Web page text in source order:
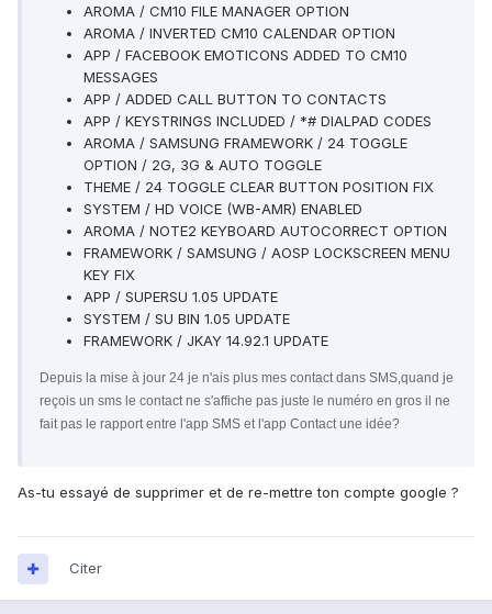
AROMA / CM10 FILE MANAGER OPTION
AROMA / INVERTED CM10 CALENDAR OPTION
APP / FACEBOOK EMOTICONS ADDED TO CM10
MESSAGES
APP / ADDED CALL BUTTON TO CONTACTS
APP / KEYSTRINGS INCLUDED / *# DIALPAD CODES
AROMA / SAMSUNG FRAMEWORK / 24 TOGGLE
OPTION / 2G, 3G & AUTO TOGGLE
THEME / 24 TOGGLE CLEAR BUTTON POSITION FIX
SYSTEM / HD VOICE (WB-AMR) ENABLED
AROMA / NOTE2 KEYBOARD AUTOCORRECT OPTION
FRAMEWORK / SAMSUNG / AOSP LOCKSCREEN MENU
KEY FIX
APP / SUPERSU 1.05 UPDATE
SYSTEM / SU BIN 1.05 UPDATE
FRAMEWORK / JKAY 14.92.1 UPDATE
Depuis la mise à jour 24 je n'ais plus mes contact dans SMS,quand je
reçois un sms le contact ne s'affiche pas juste le numéro en gros il ne
fait pas le rapport entre l'app SMS et l'app Contact une idée?
As-tu essayé de supprimer et de re-mettre ton compte google ?
Citer